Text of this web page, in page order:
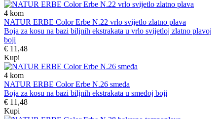
4 kom
NATUR ERBE Color Erbe N.22 vrlo svijetlo zlatno plava
Boja za kosu na bazi biljnih ekstrakata u vrlo svijetloj zlatno plavoj
boji
€ 11,48
Kupi
4 kom
NATUR ERBE Color Erbe N.26 smeđa
Boja za kosu na bazi biljnih ekstrakata u smeđoj boji
€ 11,48
Kupi